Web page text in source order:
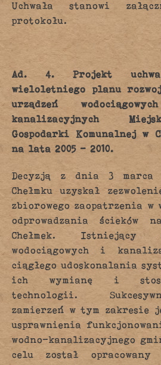
Uchwała stanowi
protokołu.
Ad. 4. Projekt
wieloletniego planu
urządzeń
kanalizacyjnych
Gospodarki Komunalnej w
na lata 2005 – 2010.
Decyzją z dnia 3 marca
Chełmku uzyskał
zbiorowego zaopatrzenia w
odprowadzania ścieków
Chełmek. Istniejący
wodociągowych i
ciągłego udoskonalania
ich wymianę i
technologii.
zamierzeń w tym zakresie
usprawnienia
wodno-kanalizacyjnego
celu został